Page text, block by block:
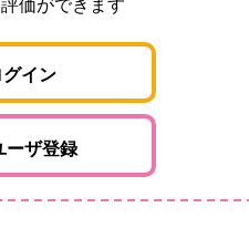
価ができます
グイン
ーザ登録